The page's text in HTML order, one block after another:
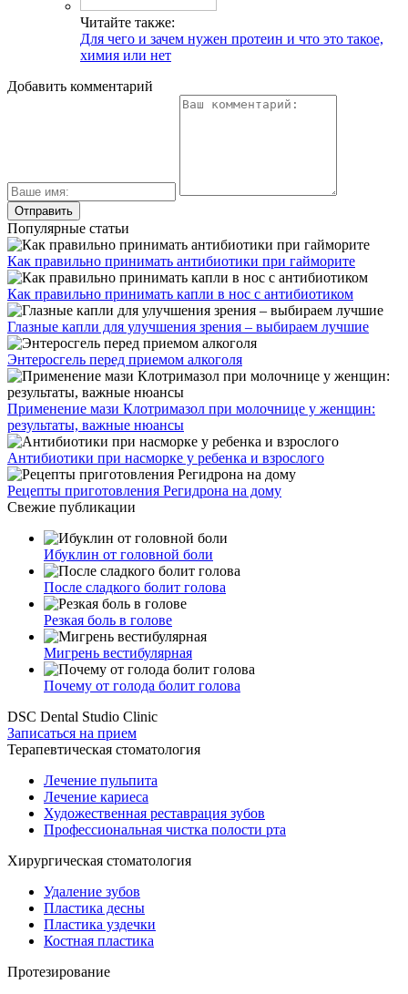
Читайте также:
Для чего и зачем нужен протеин и что это такое,
химия или нет
Добавить комментарий
Популярные статьи
Как правильно принимать антибиотики при гайморите
Как правильно принимать капли в нос с антибиотиком
Глазные капли для улучшения зрения – выбираем лучшие
Энтеросгель перед приемом алкоголя
Применение мази Клотримазол при молочнице у женщин:
результаты, важные нюансы
Антибиотики при насморке у ребенка и взрослого
Рецепты приготовления Регидрона на дому
Свежие публикации
Ибуклин от головной боли
После сладкого болит голова
Резкая боль в голове
Мигрень вестибулярная
Почему от голода болит голова
DSC Dental Studio Clinic
Записаться на прием
Терапевтическая стоматология
Лечение пульпита
Лечение кариеса
Художественная реставрация зубов
Профессиональная чистка полости рта
Хирургическая стоматология
Удаление зубов
Пластика десны
Пластика уздечки
Костная пластика
Протезирование